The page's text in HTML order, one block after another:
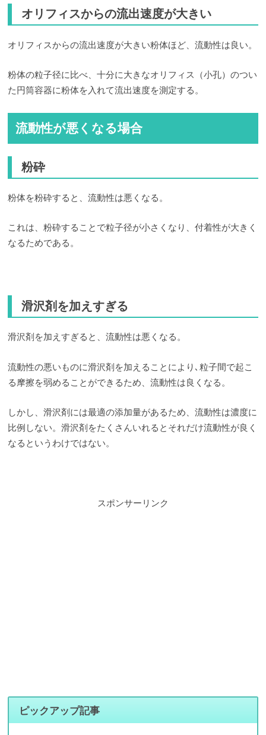
オリフィスからの流出速度が大きい
オリフィスからの流出速度が大きい粉体ほど、流動性は良い。
粉体の粒子径に比べ、十分に大きなオリフィス（小孔）のつい
た円筒容器に粉体を入れて流出速度を測定する。
流動性が悪くなる場合
粉砕
粉体を粉砕すると、流動性は悪くなる。
これは、粉砕することで粒子径が小さくなり、付着性が大きく
なるためである。
滑沢剤を加えすぎる
滑沢剤を加えすぎると、流動性は悪くなる。
流動性の悪いものに滑沢剤を加えることにより､粒子間で起こ
る摩擦を弱めることができるため、流動性は良くなる。
しかし、滑沢剤には最適の添加量があるため、流動性は濃度に
比例しない。滑沢剤をたくさんいれるとそれだけ流動性が良く
なるというわけではない。
スポンサーリンク
ピックアップ記事